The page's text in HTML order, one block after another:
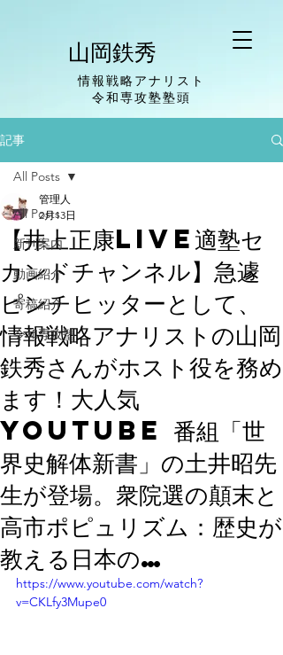
山岡鉄秀
情報戦略アナリスト
​令和専攻塾塾頭
記事
All Posts
新刊案内
動画紹介
寄稿紹介
令和専攻塾
All Posts
【井上正康LIVE適塾セ
カンドチャンネル】急遽
ピンチヒッターとして、
情報戦略アナリストの山岡
鉄秀さんがホスト役を務め
ます！大人気
YouTube 番組「世
界史解体新書」の土井昭先
生が登場。衆院選の顛末と
高市ポピュリズム：歴史が
教える日本の…
管理人
2月13日
https://www.youtube.com/watch?
v=CKLfy3Mupe0